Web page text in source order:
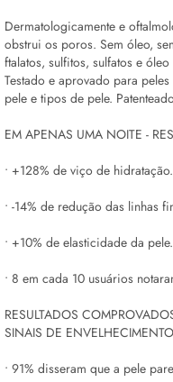
Dermatologicamente e
obstrui os poros. Sem óleo,
ftalatos, sulfitos, sulfatos e
Testado e aprovado para
pele e tipos de pele.
EM APENAS UMA NOITE -
• +128% de viço de
• -14% de redução das linhas
• +10% de elasticidade da
• 8 em cada 10 usuários
RESULTADOS
SINAIS DE ENVELHECIMENTO
• 91% disseram que a pele